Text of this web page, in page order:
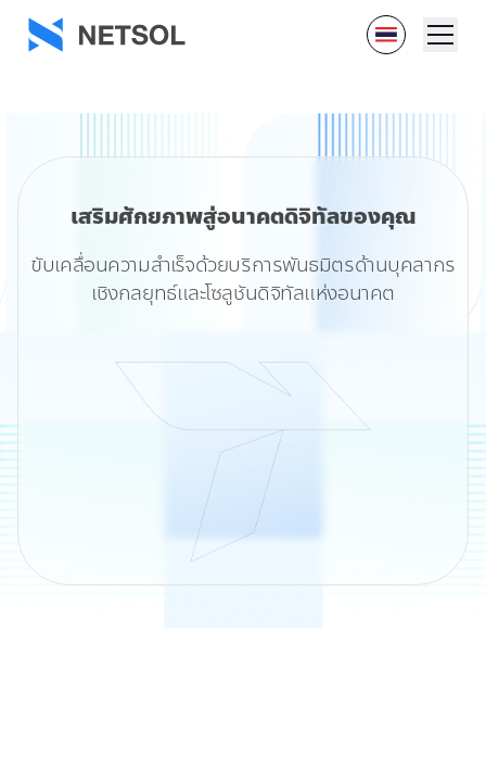
เสริมศักยภาพสู่อนาคตดิจิทัลของคุณ
ขับเคลื่อนความสำเร็จด้วยบริการพันธมิตรด้านบุคลากร
เชิงกลยุทธ์และโซลูชันดิจิทัลแห่งอนาคต